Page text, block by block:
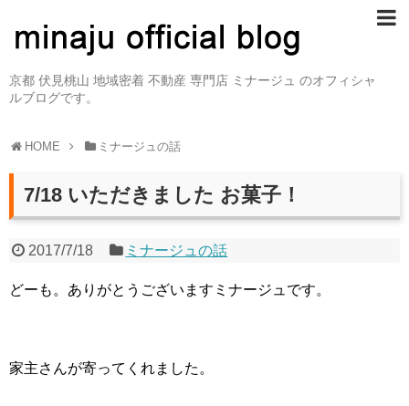
京都 伏見桃山 地域密着 不動産 専門店 ミナージュ のオフィシャ
ルブログです。
HOME ミナージュの話
7/18 いただきました お菓子！
2017/7/18 ミナージュの話
どーも。ありがとうございますミナージュです。
家主さんが寄ってくれました。